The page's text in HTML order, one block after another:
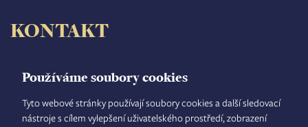
Používáme soubory cookies
Tyto webové stránky používají soubory cookies a další sledovací
nástroje s cílem vylepšení uživatelského prostředí, zobrazení
KONTAKT
Velké náměstí 35/44
500 03 Hradec Králové
tel.: +420 495 063 611
IČO: 00 44 51 34